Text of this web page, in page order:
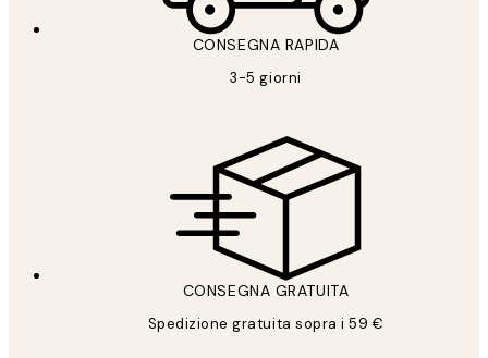
CONSEGNA RAPIDA
3-5 giorni
CONSEGNA GRATUITA
Spedizione gratuita sopra i 59 €